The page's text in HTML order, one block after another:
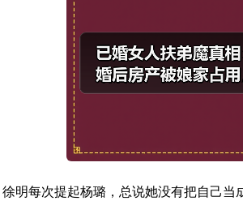
明每次提起杨璐，总说她没有把自己当